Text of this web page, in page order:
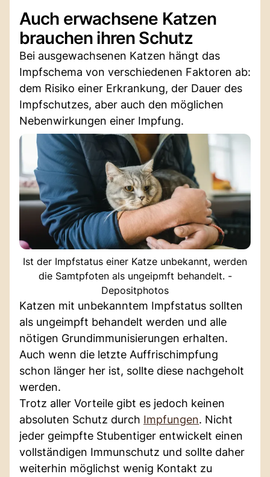
Auch erwachsene Katzen
brauchen ihren Schutz
Bei ausgewachsenen Katzen hängt das
Impfschema von verschiedenen Faktoren ab:
dem Risiko einer Erkrankung, der Dauer des
Impfschutzes, aber auch den möglichen
Nebenwirkungen einer Impfung.
Ist der Impfstatus einer Katze unbekannt, werden
die Samtpfoten als ungeipmft behandelt. -
Depositphotos
Katzen mit unbekanntem Impfstatus sollten
als ungeimpft behandelt werden und alle
nötigen Grundimmunisierungen erhalten.
Auch wenn die letzte Auffrischimpfung
schon länger her ist, sollte diese nachgeholt
werden.
Trotz aller Vorteile gibt es jedoch keinen
absoluten Schutz durch Impfungen. Nicht
jeder geimpfte Stubentiger entwickelt einen
vollständigen Immunschutz und sollte daher
weiterhin möglichst wenig Kontakt zu